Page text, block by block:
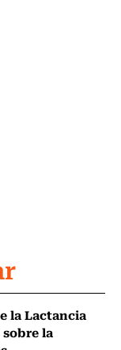
la Lactancia
la